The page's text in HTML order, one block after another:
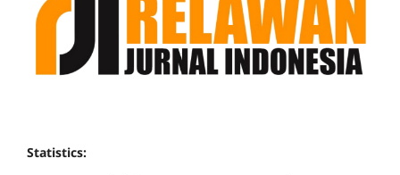
Statistics: